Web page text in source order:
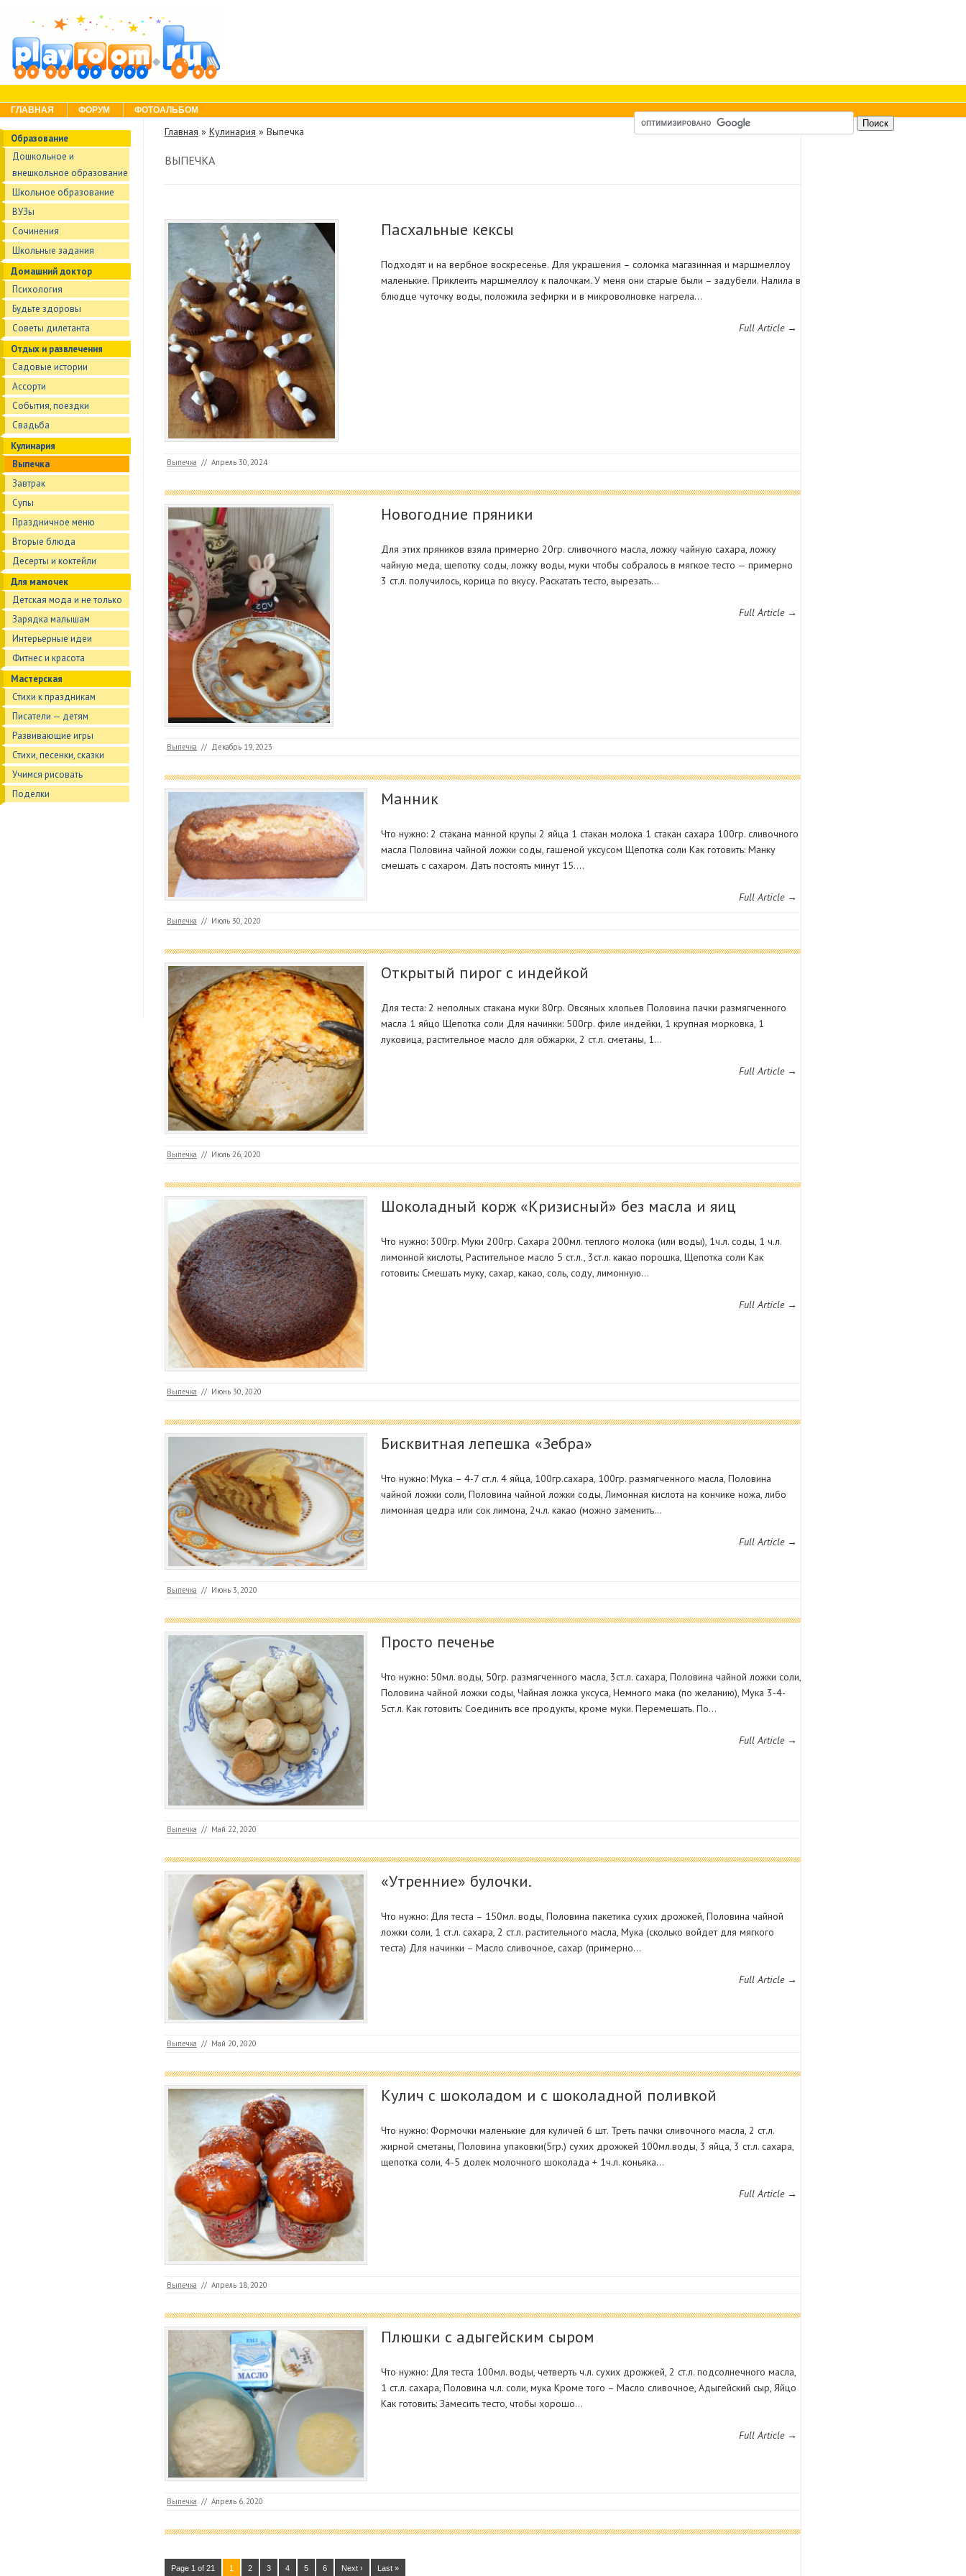
Menu
Skip to content
ГЛАВНАЯ ФОРУМ ФОТОАЛЬБОМ
Образование
Дошкольное и
внешкольное образование
Школьное образование
ВУЗы
Сочинения
Школьные задания
Домашний доктор
Психология
Будьте здоровы
Советы дилетанта
Отдых и развлечения
Садовые истории
Ассорти
События, поездки
Свадьба
Кулинария
Выпечка
Завтрак
Супы
Праздничное меню
Вторые блюда
Десерты и коктейли
Для мамочек
Детская мода и не только
Зарядка малышам
Интерьерные идеи
Фитнес и красота
Мастерская
Стихи к праздникам
Писатели — детям
Развивающие игры
Стихи, песенки, сказки
Учимся рисовать
Поделки
Главная » Кулинария » Выпечка
ВЫПЕЧКА
Пасхальные кексы
Подходят и на вербное воскресенье. Для украшения – соломка магазинная и маршмеллоу
маленькие. Приклеить маршмеллоу к палочкам. У меня они старые были – задубели. Налила в
блюдце чуточку воды, положила зефирки и в микроволновке нагрела…
Full Article →
Выпечка // Апрель 30, 2024
Новогодние пряники
Для этих пряников взяла примерно 20гр. сливочного масла, ложку чайную сахара, ложку
чайную меда, щепотку соды, ложку воды, муки чтобы собралось в мягкое тесто — примерно
3 ст.л. получилось, корица по вкусу. Раскатать тесто, вырезать…
Full Article →
Выпечка // Декабрь 19, 2023
Манник
Что нужно: 2 стакана манной крупы 2 яйца 1 стакан молока 1 стакан сахара 100гр. сливочного
масла Половина чайной ложки соды, гашеной уксусом Щепотка соли Как готовить: Манку
смешать с сахаром. Дать постоять минут 15.…
Full Article →
Выпечка // Июль 30, 2020
Открытый пирог с индейкой
Для теста: 2 неполных стакана муки 80гр. Овсяных хлопьев Половина пачки размягченного
масла 1 яйцо Щепотка соли Для начинки: 500гр. филе индейки, 1 крупная морковка, 1
луковица, растительное масло для обжарки, 2 ст.л. сметаны, 1…
Full Article →
Выпечка // Июль 26, 2020
Шоколадный корж «Кризисный» без масла и яиц
Что нужно: 300гр. Муки 200гр. Сахара 200мл. теплого молока (или воды), 1ч.л. соды, 1 ч.л.
лимонной кислоты, Растительное масло 5 ст.л., 3ст.л. какао порошка, Щепотка соли Как
готовить: Смешать муку, сахар, какао, соль, соду, лимонную…
Full Article →
Выпечка // Июнь 30, 2020
Бисквитная лепешка «Зебра»
Что нужно: Мука – 4-7 ст.л. 4 яйца, 100гр.сахара, 100гр. размягченного масла, Половина
чайной ложки соли, Половина чайной ложки соды, Лимонная кислота на кончике ножа, либо
лимонная цедра или сок лимона, 2ч.л. какао (можно заменить…
Full Article →
Выпечка // Июнь 3, 2020
Просто печенье
Что нужно: 50мл. воды, 50гр. размягченного масла, 3ст.л. сахара, Половина чайной ложки соли,
Половина чайной ложки соды, Чайная ложка уксуса, Немного мака (по желанию), Мука 3-4-
5ст.л. Как готовить: Соединить все продукты, кроме муки. Перемешать. По…
Full Article →
Выпечка // Май 22, 2020
«Утренние» булочки.
Что нужно: Для теста – 150мл. воды, Половина пакетика сухих дрожжей, Половина чайной
ложки соли, 1 ст.л. сахара, 2 ст.л. растительного масла, Мука (сколько войдет для мягкого
теста) Для начинки – Масло сливочное, сахар (примерно…
Full Article →
Выпечка // Май 20, 2020
Кулич с шоколадом и с шоколадной поливкой
Что нужно: Формочки маленькие для куличей 6 шт. Треть пачки сливочного масла, 2 ст.л.
жирной сметаны, Половина упаковки(5гр.) сухих дрожжей 100мл.воды, 3 яйца, 3 ст.л. сахара,
щепотка соли, 4-5 долек молочного шоколада + 1ч.л. коньяка…
Full Article →
Выпечка // Апрель 18, 2020
Плюшки с адыгейским сыром
Что нужно: Для теста 100мл. воды, четверть ч.л. сухих дрожжей, 2 ст.л. подсолнечного масла,
1 ст.л. сахара, Половина ч.л. соли, мука Кроме того – Масло сливочное, Адыгейский сыр, Яйцо
Как готовить: Замесить тесто, чтобы хорошо…
Full Article →
Выпечка // Апрель 6, 2020
Page 1 of 21 1 2 3 4 5 6 Next › Last »